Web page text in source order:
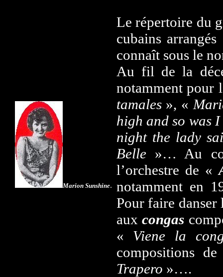
Marion Sunshine.
Le répertoire du
cubains
connaît sous le
Au fil de la
notamment pour
tamales», «
high and so was I
night the lady
Belle»… Au
l’orchestre de «
notamment en
Pour faire
auxcongas
« Viene la
compositions
Trapero »….